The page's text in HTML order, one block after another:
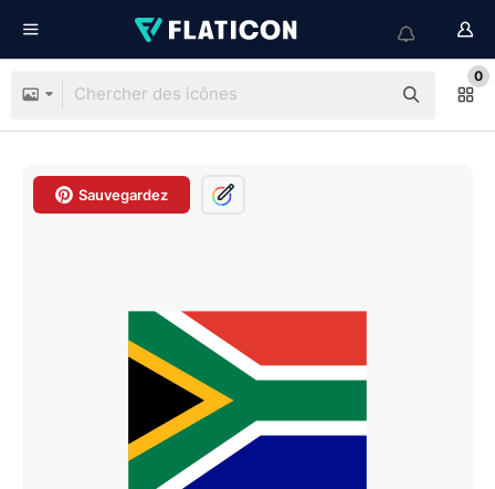
0
Sauvegardez